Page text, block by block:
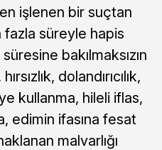
işlenen bir suçtan
fazla süreyle hapis
bakılmaksızın
dolandırıcılık,
kullanma, hileli iflas,
edimin ifasına fesat
malvarlığı